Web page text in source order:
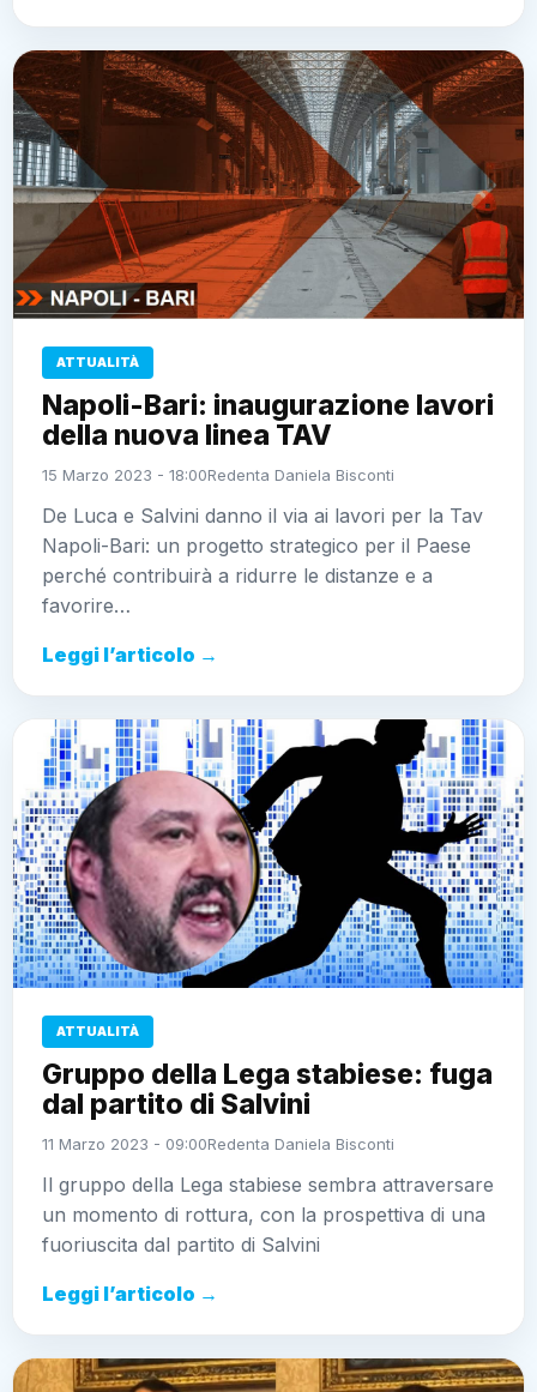
ATTUALITÀ
Napoli-Bari: inaugurazione lavori
della nuova linea TAV
15 Marzo 2023 - 18:00Redenta Daniela Bisconti
De Luca e Salvini danno il via ai lavori per la Tav
Napoli-Bari: un progetto strategico per il Paese
perché contribuirà a ridurre le distanze e a
favorire…
Leggi l’articolo →
ATTUALITÀ
Gruppo della Lega stabiese: fuga
dal partito di Salvini
11 Marzo 2023 - 09:00Redenta Daniela Bisconti
Il gruppo della Lega stabiese sembra attraversare
un momento di rottura, con la prospettiva di una
fuoriuscita dal partito di Salvini
Leggi l’articolo →